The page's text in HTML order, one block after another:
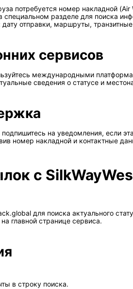
потребуется номер накладной
разделе для поиска
отправки, маршруты,
сервисов
международными
сведения о статусе и
на уведомления, если
номер накладной и контактные
с
для поиска актуального
главной странице сервиса.
в строку поиска.